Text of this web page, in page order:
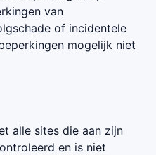
van
of incidentele
mogelijk niet
alle sites die aan zijn
en is niet